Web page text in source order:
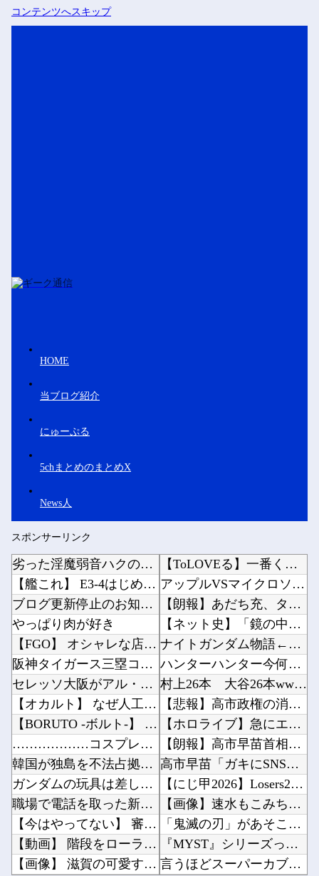
コンテンツへスキップ
HOME
当ブログ紹介
にゅーぷる
5chまとめのまとめX
News人
スポンサーリンク
劣った淫魔弱音ハクの性活 第2話
【艦これ】 E3-4はじめたけど画面の端から端まで行くんだな！
ブログ更新停止のお知らせ
やっぱり肉が好き
【FGO】 オシャレな店でオシャレな私服マシュがオシャレなパンケーキを食べてるイラスト！ ...
阪神タイガース三塁コーチ田中秀太、辞任要請
セレッソ大阪がアル・アハリからシリア代表FWパブロ・サバックを獲得へ 2025年のKリーグ...
【オカルト】 なぜ人工宇宙のこの世界の方が、本物の宇宙より本物らしいのか？
【BORUTO -ボルト-】 第242話 感想 何だこのやっかいな弓使い！？
………………コスプレ治療❤
韓国が独島を不法占拠？…日本の高校新教科書、また強引な主張＝韓国の反応
ガンダムの玩具は差し替え変形より完全変形する方がいいよね
職場で電話を取った新入社員の女子がヒワイなことを言われてショックを受けたことがあった
【今はやってない】 審判への性接待疑惑…大韓サッカー協会が声明「現在は一切発生していない」
【動画】 階段をローラーブレードで滑り降りる女性
【画像】 滋賀の可愛すぎる学生さん、甲子園で発見される
【ToLOVEる】一番くじ「To LOVEる-とらぶる-ダークネス」フィギュアあり【発売決...
アップルVSマイクロソフトならどっちが強いんや？他
【朗報】あだち充、タッチの上杉達也が浅倉南に告白したシーンを完全再現ｗｗｗｗｗ他
【ネット史】「鏡の中のアクトレス事件」夫は正しかったのに、なぜ喧嘩は終わらなかったのか他
ナイトガンダム物語←ナイトガンダムしか覚えてないという事実他
ハンターハンター今何やってるかわからないWWW他
村上26本 大谷26本wwwwwwwwwwwwwwwwwwwwwwwwwwwwww他
【悲報】高市政権の消費税減税に反対している９人の自民党議員が全て判明！！！！ やっぱりコイ...
【ホロライブ】急にエッッなイラスト出してきてびっくりしたで他
【朗報】高市早苗首相、3000万の公用車でタバコを吸うのが至福の時間他
高市早苗「ガキにSNSは早いやろ」SNS年齢制限法案提出検討他
【にじ甲2026】Losers2回戦第1試合：新台附属 - ギラギラホスト！ギラホスうおお...
【画像】速水もこみちが新オープンしたカフェ、サンドイッチ1つ3000円wwwwwwwwww...
「鬼滅の刃」があそこまでヒットしたのって、やっぱ『ノイズ』が一切無いからよな！！他
『MYST』シリーズって正直ADVゲームの最高傑作だよね他
言うほどスーパーカブって良いバイクか？他